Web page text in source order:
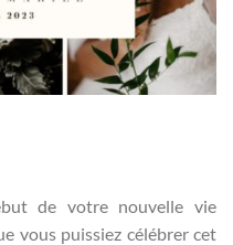
de votre nouvelle vie
vous puissiez célébrer cet